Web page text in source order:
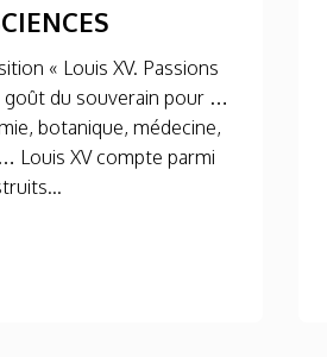
« Louis XV. Passions
goût du souverain pour …
botanique, médecine,
Louis XV compte parmi